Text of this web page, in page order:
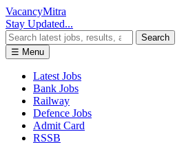
VacancyMitra
Stay Updated...
Search
☰ Menu
Latest Jobs
Bank Jobs
Railway
Defence Jobs
Admit Card
RSSB